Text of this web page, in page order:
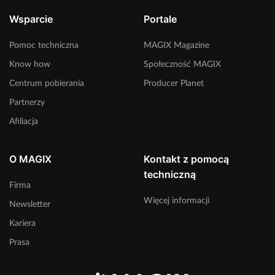
Wsparcie
Pomoc techniczna
Know how
Centrum pobierania
Partnerzy
Afiliacja
Portale
MAGIX Magazine
Społeczność MAGIX
Producer Planet
O MAGIX
Firma
Newsletter
Kariera
Prasa
Kontakt z pomocą
techniczną
Więcej informacji